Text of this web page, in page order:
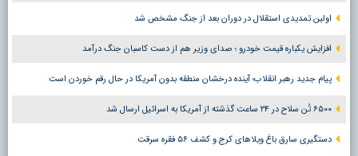
اولین تمدیدی استقلال در دوران بعد از جنگ مشخص شد
افزایش یکباره قیمت خودرو ؛ صدای وزیر هم از دست کاسبان جنگ درآمد
پیام جدید رهبر انقلاب؛ آینده درخشان منطقه بدون آمریکا در حال رقم خوردن است
۶۵۰۰ تُن سلاح در ۲۴ ساعت گذشته از آمریکا به اسرائیل ارسال شد
دستگیری سارق باغ ویلاهای کرج و کشف ۵۶ فقره سرقت